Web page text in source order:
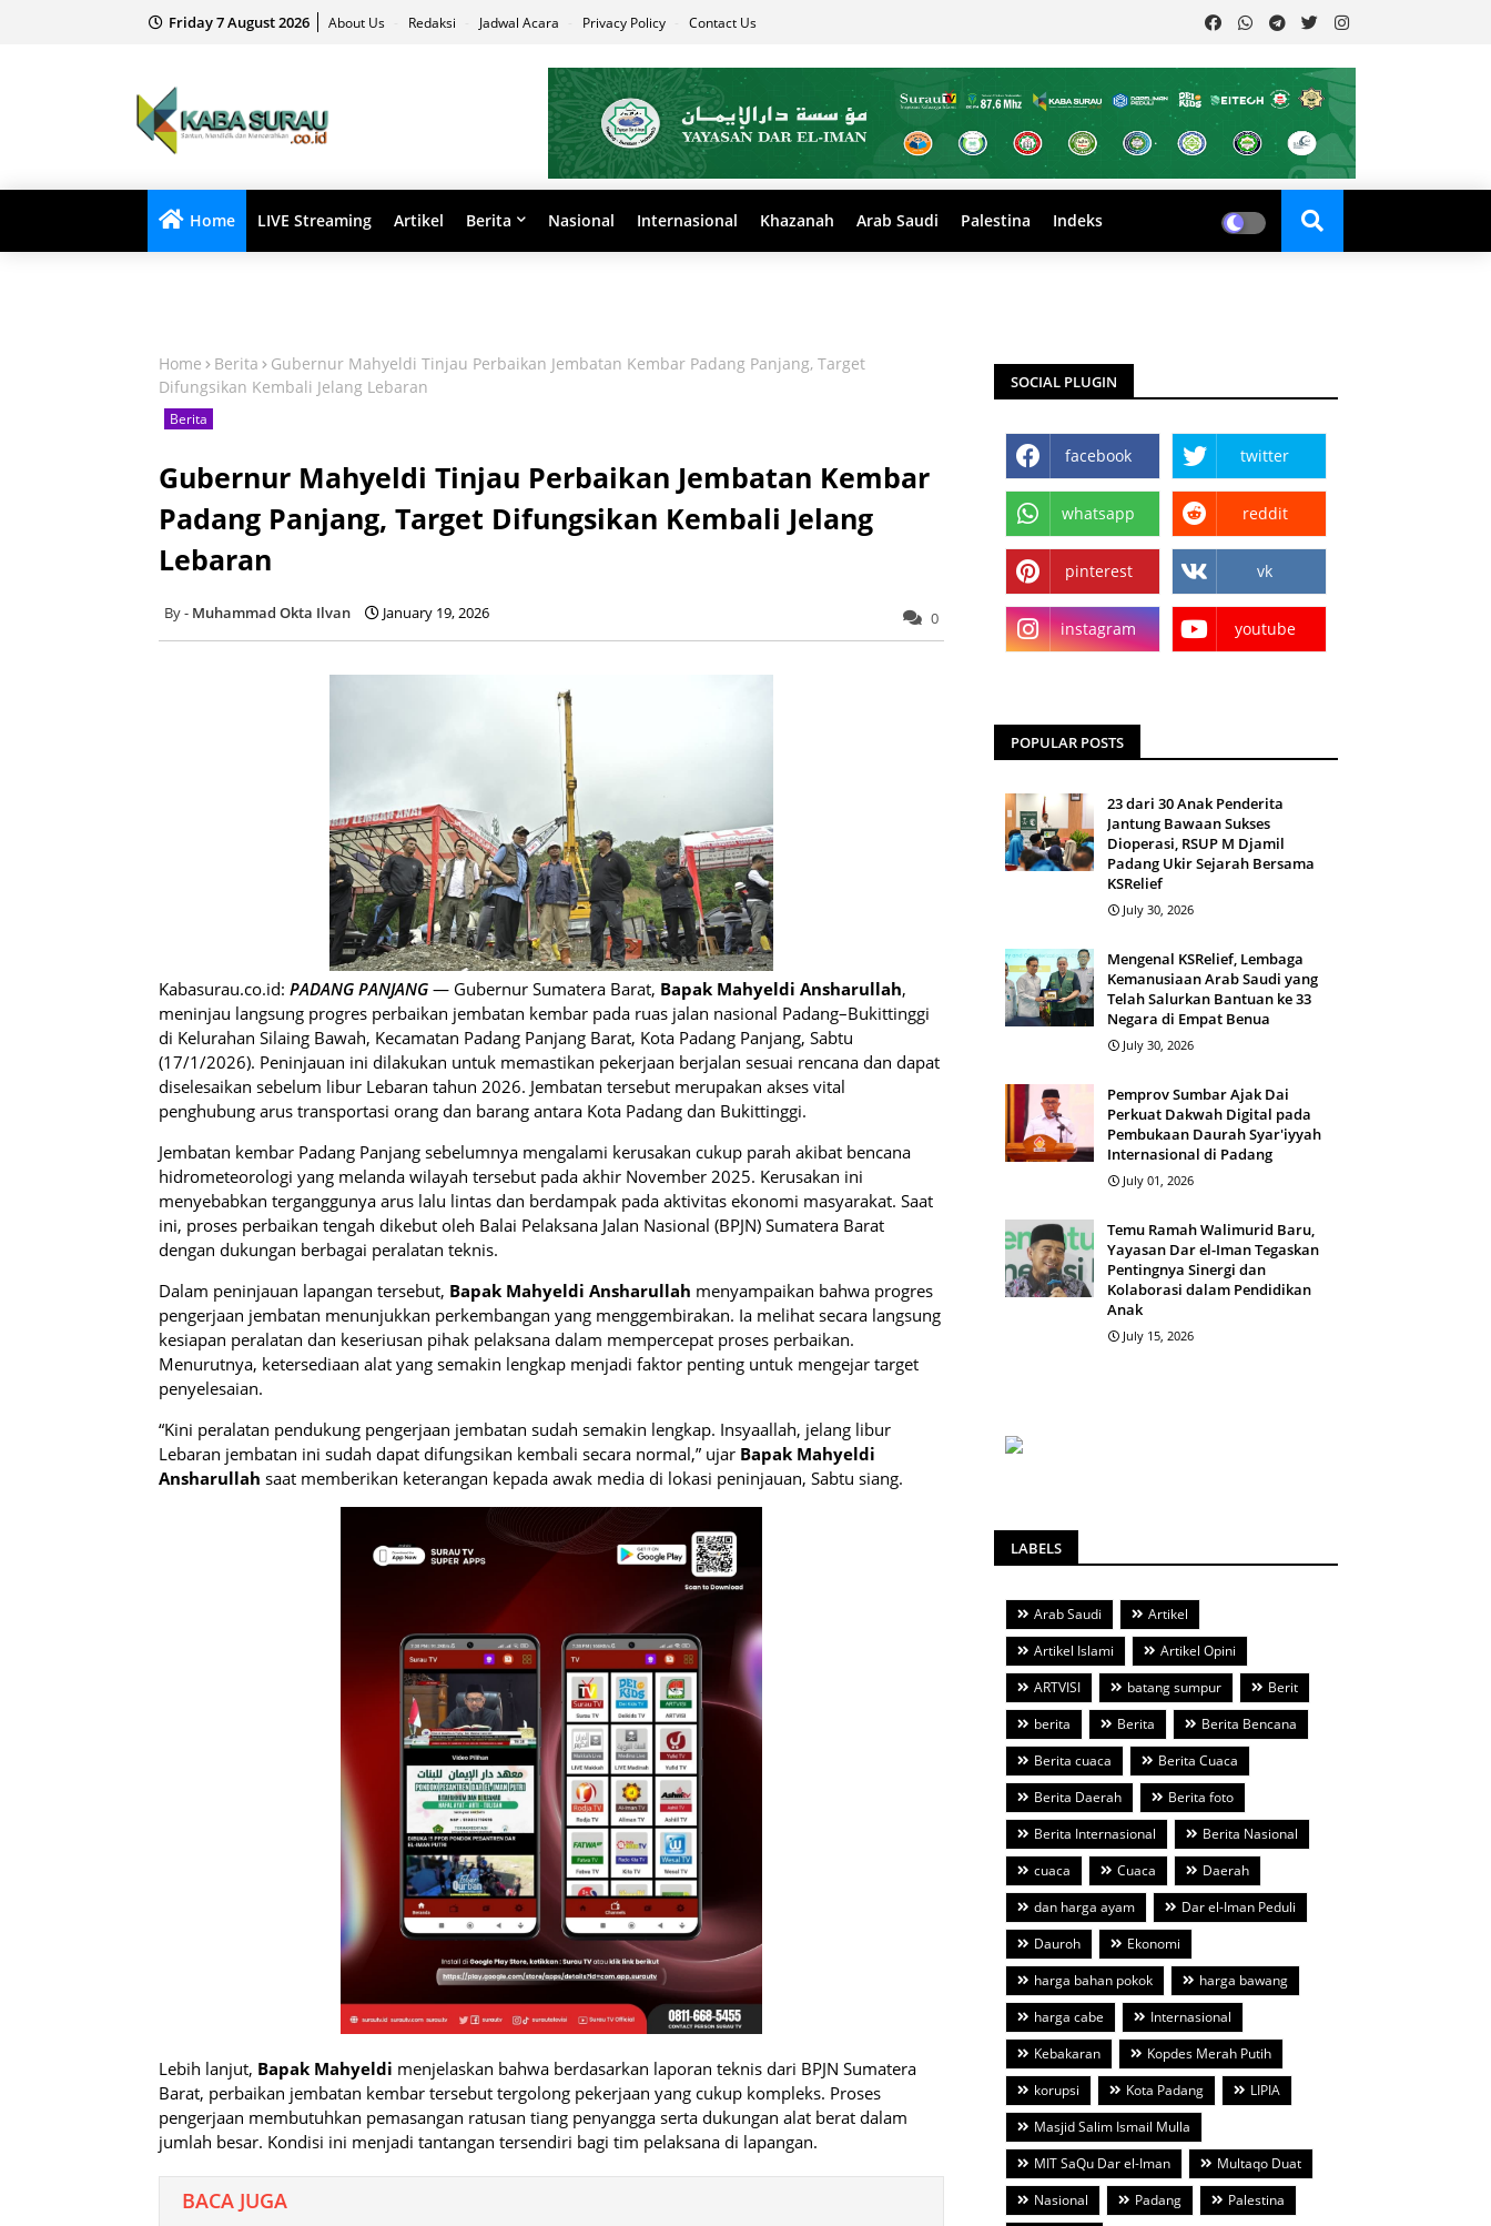
Friday 7 August 2026 About Us Redaksi Jadwal Acara Privacy Policy Contact Us
Home LIVE Streaming Artikel Berita Nasional Internasional Khazanah Arab Saudi Palestina Indeks
Home Berita
Gubernur Mahyeldi Tinjau Perbaikan Jembatan Kembar Padang Panjang, Target
Difungsikan Kembali Jelang Lebaran
Berita
Gubernur Mahyeldi Tinjau Perbaikan Jembatan Kembar
Padang Panjang, Target Difungsikan Kembali Jelang
Lebaran
Muhammad Okta Ilvan January 19, 2026 0
Kabasurau.co.id: PADANG PANJANG — Gubernur Sumatera Barat, Bapak Mahyeldi Ansharullah,
meninjau langsung progres perbaikan jembatan kembar pada ruas jalan nasional Padang–Bukittinggi
di Kelurahan Silaing Bawah, Kecamatan Padang Panjang Barat, Kota Padang Panjang, Sabtu
(17/1/2026). Peninjauan ini dilakukan untuk memastikan pekerjaan berjalan sesuai rencana dan dapat
diselesaikan sebelum libur Lebaran tahun 2026. Jembatan tersebut merupakan akses vital
penghubung arus transportasi orang dan barang antara Kota Padang dan Bukittinggi.
Jembatan kembar Padang Panjang sebelumnya mengalami kerusakan cukup parah akibat bencana
hidrometeorologi yang melanda wilayah tersebut pada akhir November 2025. Kerusakan ini
menyebabkan terganggunya arus lalu lintas dan berdampak pada aktivitas ekonomi masyarakat. Saat
ini, proses perbaikan tengah dikebut oleh Balai Pelaksana Jalan Nasional (BPJN) Sumatera Barat
dengan dukungan berbagai peralatan teknis.
Dalam peninjauan lapangan tersebut, Bapak Mahyeldi Ansharullah menyampaikan bahwa progres
pengerjaan jembatan menunjukkan perkembangan yang menggembirakan. Ia melihat secara langsung
kesiapan peralatan dan keseriusan pihak pelaksana dalam mempercepat proses perbaikan.
Menurutnya, ketersediaan alat yang semakin lengkap menjadi faktor penting untuk mengejar target
penyelesaian.
“Kini peralatan pendukung pengerjaan jembatan sudah semakin lengkap. Insyaallah, jelang libur
Lebaran jembatan ini sudah dapat difungsikan kembali secara normal,” ujar Bapak Mahyeldi
Ansharullah saat memberikan keterangan kepada awak media di lokasi peninjauan, Sabtu siang.
Lebih lanjut, Bapak Mahyeldi menjelaskan bahwa berdasarkan laporan teknis dari BPJN Sumatera
Barat, perbaikan jembatan kembar tersebut tergolong pekerjaan yang cukup kompleks. Proses
pengerjaan membutuhkan pemasangan ratusan tiang penyangga serta dukungan alat berat dalam
jumlah besar. Kondisi ini menjadi tantangan tersendiri bagi tim pelaksana di lapangan.
BACA JUGA
SOCIAL PLUGIN
facebook twitter
whatsapp reddit
pinterest vk
instagram youtube
POPULAR POSTS
23 dari 30 Anak Penderita
Jantung Bawaan Sukses
Dioperasi, RSUP M Djamil
Padang Ukir Sejarah Bersama
KSRelief
July 30, 2026
Mengenal KSRelief, Lembaga
Kemanusiaan Arab Saudi yang
Telah Salurkan Bantuan ke 33
Negara di Empat Benua
July 30, 2026
Pemprov Sumbar Ajak Dai
Perkuat Dakwah Digital pada
Pembukaan Daurah Syar'iyyah
Internasional di Padang
July 01, 2026
Temu Ramah Walimurid Baru,
Yayasan Dar el-Iman Tegaskan
Pentingnya Sinergi dan
Kolaborasi dalam Pendidikan
Anak
July 15, 2026
LABELS
Arab Saudi
Artikel
Artikel Islami
Artikel Opini
ARTVISI
batang sumpur
Berit
berita
Berita
Berita Bencana
Berita cuaca
Berita Cuaca
Berita Daerah
Berita foto
Berita Internasional
Berita Nasional
cuaca
Cuaca
Daerah
dan harga ayam
Dar el-Iman Peduli
Dauroh
Ekonomi
harga bahan pokok
harga bawang
harga cabe
Internasional
Kebakaran
Kopdes Merah Putih
korupsi
Kota Padang
LIPIA
Masjid Salim Ismail Mulla
MIT SaQu Dar el-Iman
Multaqo Duat
Nasional
Padang
Palestina